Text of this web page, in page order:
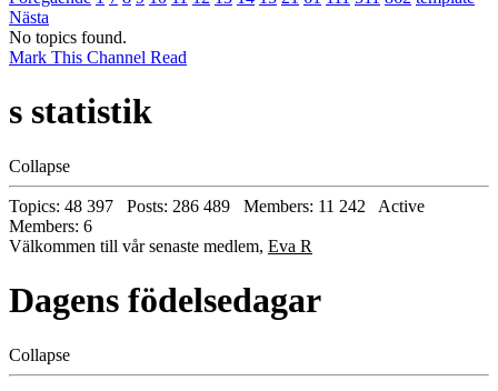
Nästa
No topics found.
Mark This Channel Read
s statistik
Collapse
Topics: 48 397 Posts: 286 489 Members: 11 242 Active
Members: 6
Välkommen till vår senaste medlem, Eva R
Dagens födelsedagar
Collapse